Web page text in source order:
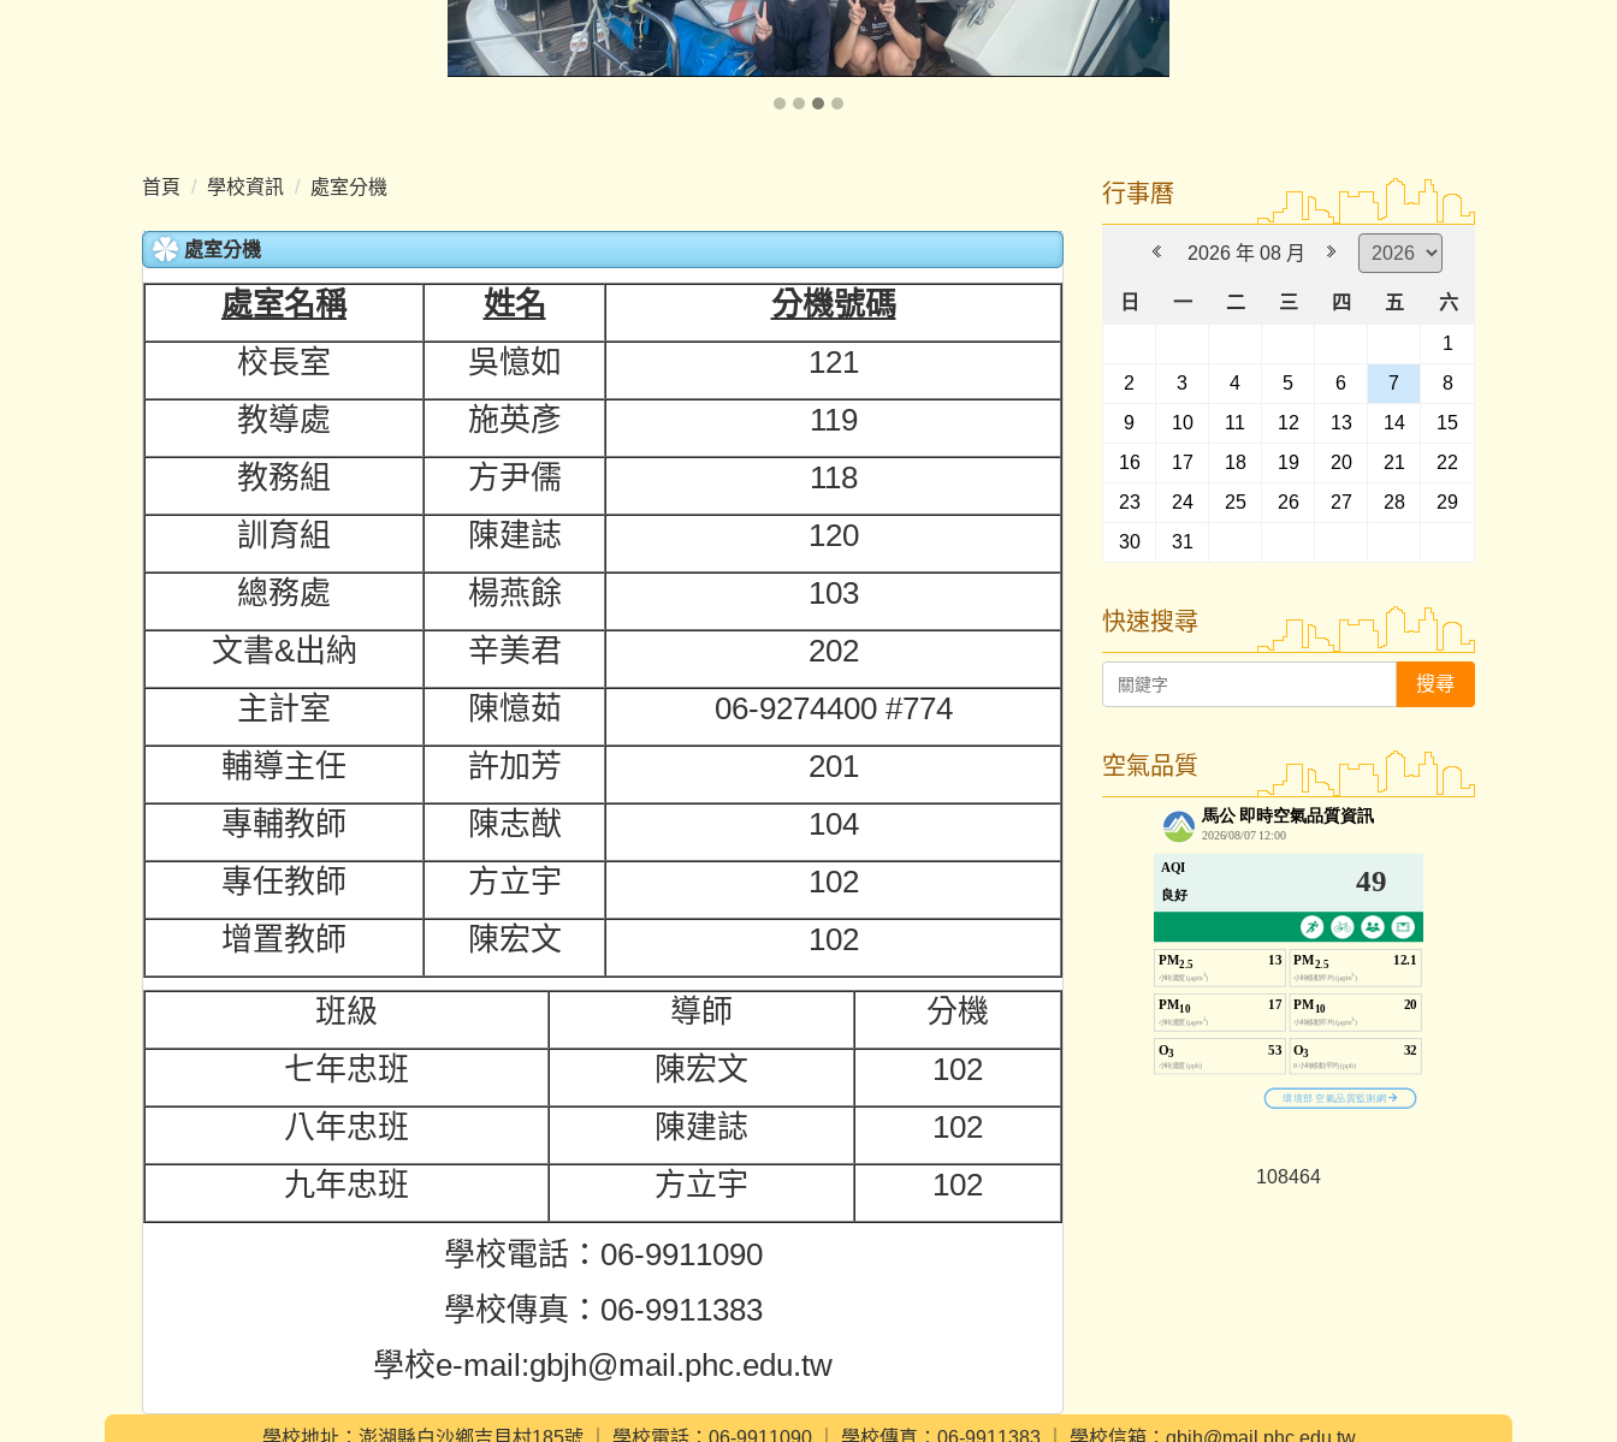
首頁 學校資訊 處室分機
處室分機
處室名稱 姓名
分機號碼
校長室
吳憶如
121
教導處
施英彥
119
教務組
方尹儒
118
訓育組
陳建誌
120
總務處
楊燕餘
103
文書&出納
辛美君
202
主計室
陳憶茹
06-9274400 #774
輔導主任
許加芳
201
專輔教師
陳志猷
104
專任教師
方立宇
102
增置教師
陳宏文
102
班級
導師
分機
七年忠班
陳宏文
102
八年忠班
陳建誌
102
九年忠班
方立宇
102
學校電話：06-9911090
學校傳真：06-9911383
學校e-mail:gbjh@mail.phc.edu.tw
行事曆
2026 年 08 月
日 一 二 三 四 五
六
1
2
3 4 5 6 7
8
9
10 11 12 13 14
15
16
17 18 19 20 21
22
23
24 25 26 27 28
29
30
31
快速搜尋
搜尋
空氣品質
108464
學校地址：澎湖縣白沙鄉吉貝村185號 ｜ 學校電話：06-9911090 ｜ 學校傳真：06-9911383 ｜ 學校信箱：gbjh@mail.phc.edu.tw